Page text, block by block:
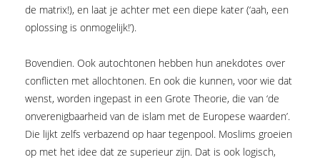
de matrix!), en laat je achter met een diepe kater (‘aah, een
oplossing is onmogelijk!’).
Bovendien. Ook autochtonen hebben hun anekdotes over
conflicten met allochtonen. En ook die kunnen, voor wie dat
wenst, worden ingepast in een Grote Theorie, die van ‘de
onverenigbaarheid van de islam met de Europese waarden’.
Die lijkt zelfs verbazend op haar tegenpool. Moslims groeien
op met het idee dat ze superieur zijn. Dat is ook logisch,